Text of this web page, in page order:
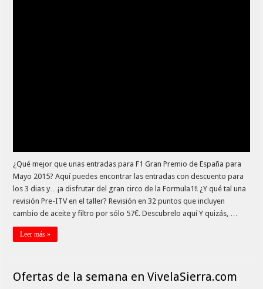
¿Qué mejor que unas entradas para F1 Gran Premio de España para
Mayo 2015? Aquí puedes encontrar las entradas con descuento para
los 3 dias y…¡a disfrutar del gran circo de la Formula1!! ¿Y qué tal una
revisión Pre-ITV en el taller? Revisión en 32 puntos que incluyen
cambio de aceite y filtro por sólo 57€. Descubrelo aquí Y quizás, …
Leer más »
Ofertas de la semana en VivelaSierra.com